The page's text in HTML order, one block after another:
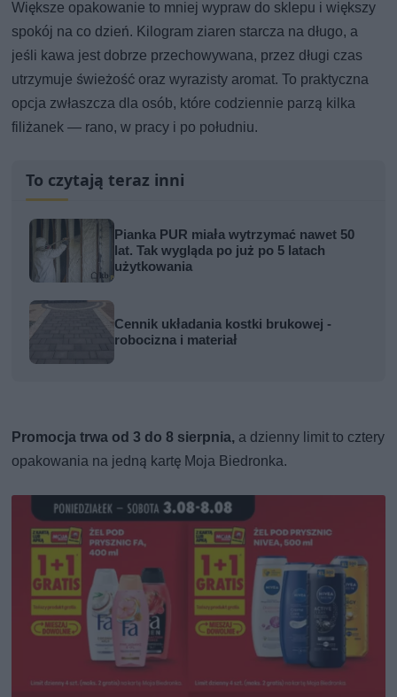
Większe opakowanie to mniej wypraw do sklepu i większy
spokój na co dzień. Kilogram ziaren starcza na długo, a
jeśli kawa jest dobrze przechowywana, przez długi czas
utrzymuje świeżość oraz wyrazisty aromat. To praktyczna
opcja zwłaszcza dla osób, które codziennie parzą kilka
filiżanek — rano, w pracy i po południu.
To czytają teraz inni
Pianka PUR miała wytrzymać nawet 50
lat. Tak wygląda po już po 5 latach
użytkowania
Cennik układania kostki brukowej -
robocizna i materiał
Promocja trwa od 3 do 8 sierpnia, a dzienny limit to cztery
opakowania na jedną kartę Moja Biedronka.